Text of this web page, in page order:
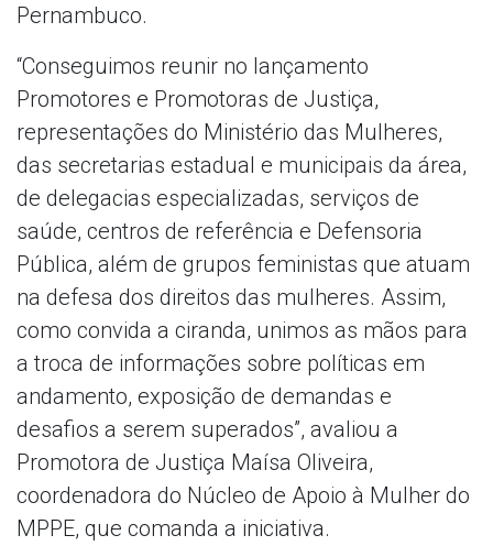
Pernambuco.
“Conseguimos reunir no lançamento
Promotores e Promotoras de Justiça,
representações do Ministério das Mulheres,
das secretarias estadual e municipais da área,
de delegacias especializadas, serviços de
saúde, centros de referência e Defensoria
Pública, além de grupos feministas que atuam
na defesa dos direitos das mulheres. Assim,
como convida a ciranda, unimos as mãos para
a troca de informações sobre políticas em
andamento, exposição de demandas e
desafios a serem superados”, avaliou a
Promotora de Justiça Maísa Oliveira,
coordenadora do Núcleo de Apoio à Mulher do
MPPE, que comanda a iniciativa.